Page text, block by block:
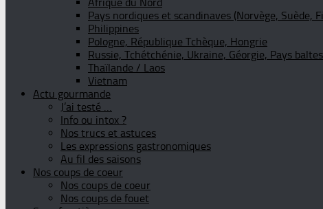
Pays nordiques et scandinaves (Norvège, Suède,
Philippines
Pologne, République Tchèque, Hongrie
Russie, Tchétchénie, Ukraine, Géorgie, Pays baltes
Thaïlande / Laos
Vietnam
Actu gourmande
J’ai testé …
Info ou intox ?
Nos trucs et astuces
Les expressions gastronomiques
Au fil des saisons
Nos coups de coeur
Nos coups de coeur
Nos coups de fouet